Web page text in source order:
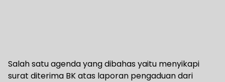
Salah satu agenda yang dibahas yaitu menyikapi
surat diterima BK atas laporan pengaduan dari